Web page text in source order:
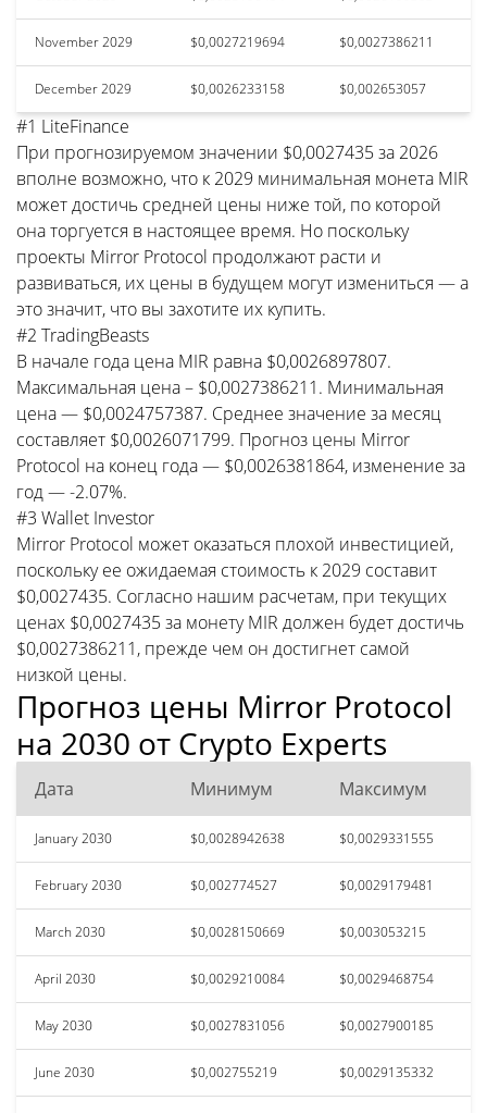
November 2029 $0,0027219694 $0,0027386211
December 2029 $0,0026233158 $0,002653057
#1 LiteFinance
При прогнозируемом значении $0,0027435 за 2026
вполне возможно, что к 2029 минимальная монета MIR
может достичь средней цены ниже той, по которой
она торгуется в настоящее время. Но поскольку
проекты Mirror Protocol продолжают расти и
развиваться, их цены в будущем могут измениться — а
это значит, что вы захотите их купить.
#2 TradingBeasts
В начале года цена MIR равна $0,0026897807.
Максимальная цена – $0,0027386211. Минимальная
цена — $0,0024757387. Среднее значение за месяц
составляет $0,0026071799. Прогноз цены Mirror
Protocol на конец года — $0,0026381864, изменение за
год — -2.07%.
#3 Wallet Investor
Mirror Protocol может оказаться плохой инвестицией,
поскольку ее ожидаемая стоимость к 2029 составит
$0,0027435. Согласно нашим расчетам, при текущих
ценах $0,0027435 за монету MIR должен будет достичь
$0,0027386211, прежде чем он достигнет самой
низкой цены.
Прогноз цены Mirror Protocol
на 2030 от Crypto Experts
Дата Минимум Максимум
January 2030 $0,0028942638 $0,0029331555
February 2030 $0,002774527 $0,0029179481
March 2030 $0,0028150669 $0,003053215
April 2030 $0,0029210084 $0,0029468754
May 2030 $0,0027831056 $0,0027900185
June 2030 $0,002755219 $0,0029135332